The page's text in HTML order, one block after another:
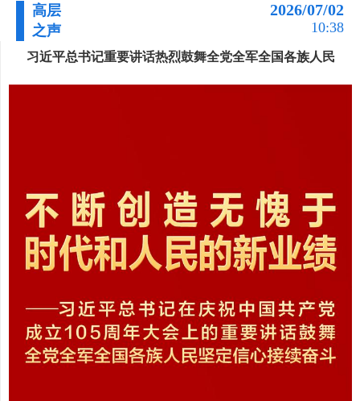
高层
之声
2026/07/02
10:38
习近平总书记重要讲话热烈鼓舞全党全军全国各族人民